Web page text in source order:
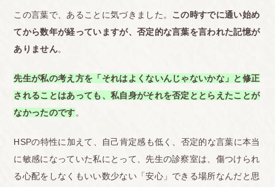
この言葉で、あることに気づきました。 この時すでに通い始め
てから数年が経っていますが、否定的な言葉を言われた記憶が
ありません。
先生が私の考え方を「それはよくないんじゃないかな」と修正
されることはあっても、私自身がそれを否定ととらえたことが
なかったのです。
HSPの特性に加えて、自己肯定感も低く、否定的な言葉に本当
に敏感になっていた私にとって、先生の診察室は、傷つけられ
る心配をしなくもいい数少ない「安心」できる場所なんだと思